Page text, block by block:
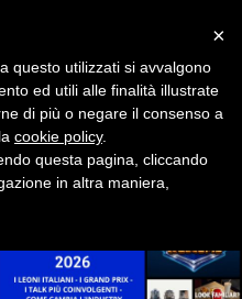
×
questo utilizzati si avvalgono
ed utili alle finalità illustrate
di più o negare il consenso a
cookie policy.
questa pagina, cliccando
in altra maniera,